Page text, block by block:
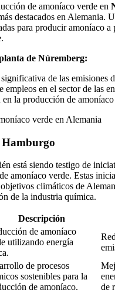
de amoníaco verde en
destacados en Alemania.
para producir amoníaco a
de Núremberg:
de las emisiones
empleos en el sector de las
la producción de
está siendo testigo de
amoníaco verde. Estas
climáticos de
de la industria química.
Descripción
de amoníaco
utilizando energía
de procesos
sostenibles para la
de amoníaco.
de